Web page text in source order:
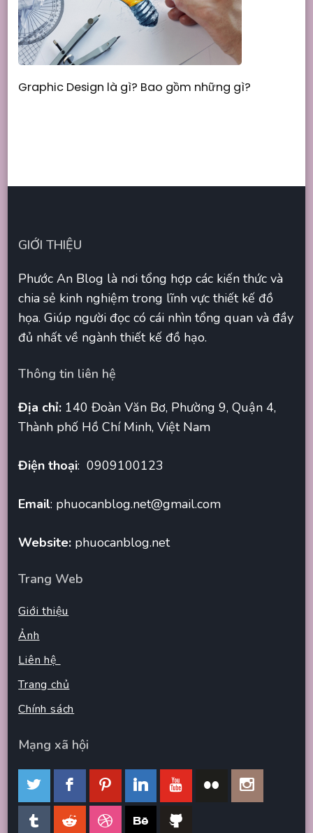
Graphic Design là gì? Bao gồm những gì?
GIỚI THIỆU
Phước An Blog là nơi tổng hợp các kiến thức và
chia sẻ kinh nghiệm trong lĩnh vực thiết kế đồ
họa. Giúp người đọc có cái nhìn tổng quan và đầy
đủ nhất về ngành thiết kế đồ hạo.
Thông tin liên hệ
Địa chỉ: 140 Đoàn Văn Bơ, Phường 9, Quận 4,
Thành phố Hồ Chí Minh, Việt Nam
Điện thoại: 0909100123
Email: phuocanblog.net@gmail.com
Website: phuocanblog.net
Trang Web
Giới thiệu
Ảnh
Liên hệ
Trang chủ
Chính sách
Mạng xã hội